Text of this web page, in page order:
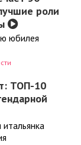
роли
юбилея
ТОП-10